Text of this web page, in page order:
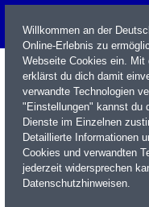
Name / WKN / ISIN / Kürzel
Willkommen an der
Online-Erlebnis zu
Webseite Cookies ein.
erklärst du dich damit
verwandte Technologien
"Einstellungen" kannst du
Dienste im Einzelnen
Detaillierte Informationen
Cookies und verwandten
jederzeit widersprechen
Datenschutzhinweisen.